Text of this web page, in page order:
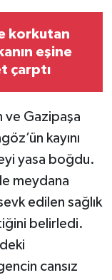
korkutan
eşine
çarptı
ve Gazipaşa
kayını
yasa boğdu.
meydana
edilen sağlık
belirledi.
cansız